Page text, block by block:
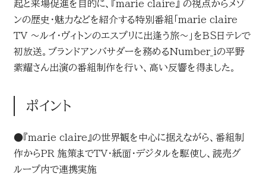
起と来場促進を目的に、『marie claire』 の視点からメゾ
ンの歴史・魅力などを紹介する特別番組「marie claire
TV ～ルイ･ヴィトンのエスプリに出逢う旅～」をＢＳ日テレで
初放送。ブランドアンバサダーを務めるNumber_iの平野
紫耀さん出演の番組制作を行い、高い反響を得ました。
ポイント
●『marie claire』の世界観を中心に据えながら、番組制
作からPR 施策までTV・紙面・デジタルを駆使し、読売グ
ループ内で連携実施